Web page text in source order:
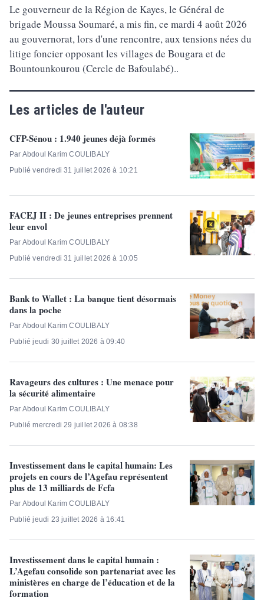
Le gouverneur de la Région de Kayes, le Général de
brigade Moussa Soumaré, a mis fin, ce mardi 4 août 2026
au gouvernorat, lors d'une rencontre, aux tensions nées du
litige foncier opposant les villages de Bougara et de
Bountounkourou (Cercle de Bafoulabé)..
Les articles de l'auteur
CFP-Sénou : 1.940 jeunes déjà formés
Par Abdoul Karim COULIBALY
Publié vendredi 31 juillet 2026 à 10:21
FACEJ II : De jeunes entreprises prennent
leur envol
Par Abdoul Karim COULIBALY
Publié vendredi 31 juillet 2026 à 10:05
Bank to Wallet : La banque tient désormais
dans la poche
Par Abdoul Karim COULIBALY
Publié jeudi 30 juillet 2026 à 09:40
Ravageurs des cultures : Une menace pour
la sécurité alimentaire
Par Abdoul Karim COULIBALY
Publié mercredi 29 juillet 2026 à 08:38
Investissement dans le capital humain: Les
projets en cours de l’Agefau représentent
plus de 13 milliards de Fcfa
Par Abdoul Karim COULIBALY
Publié jeudi 23 juillet 2026 à 16:41
Investissement dans le capital humain :
L’Agefau consolide son partenariat avec les
ministères en charge de l’éducation et de la
formation